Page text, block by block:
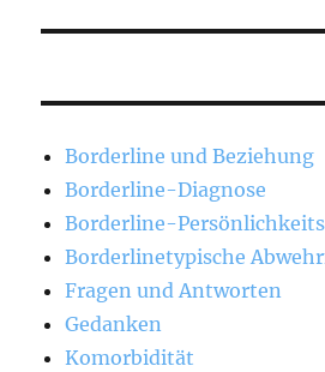
Borderline und Beziehung
Borderline-Diagnose
Borderline-
Borderlinetypische
Fragen und Antworten
Gedanken
Komorbidität